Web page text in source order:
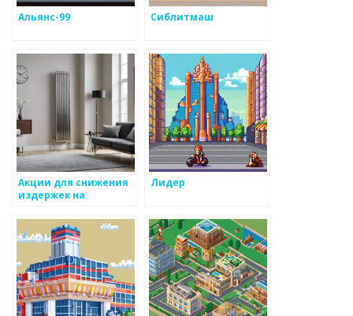
Альянс-99 Сиблитмаш
Акции для снижения
издержек на
металлоизделий
Лидер